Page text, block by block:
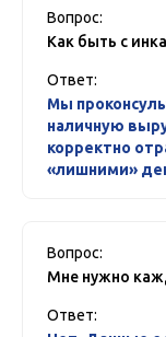
Вопрос:
Как быть с
Ответ:
Мы
наличную
корректно
«лишними»
Вопрос:
Мне нужно
Ответ: